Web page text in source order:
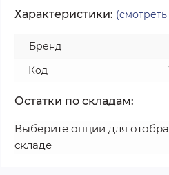
Характеристики: (смотреть
Бренд
Код
Остатки по складам:
Выберите опции для
складе